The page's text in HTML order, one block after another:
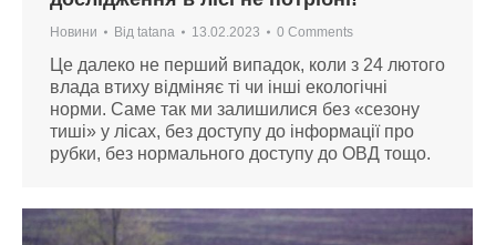
Новини Від tatana 13.02.2023 0 Comments
Це далеко не перший випадок, коли з 24 лютого
влада втиху відміняє ті чи інші екологічні
норми. Саме так ми залишилися без «сезону
тиші» у лісах, без доступу до інформації про
рубки, без нормального доступу до ОВД тощо.